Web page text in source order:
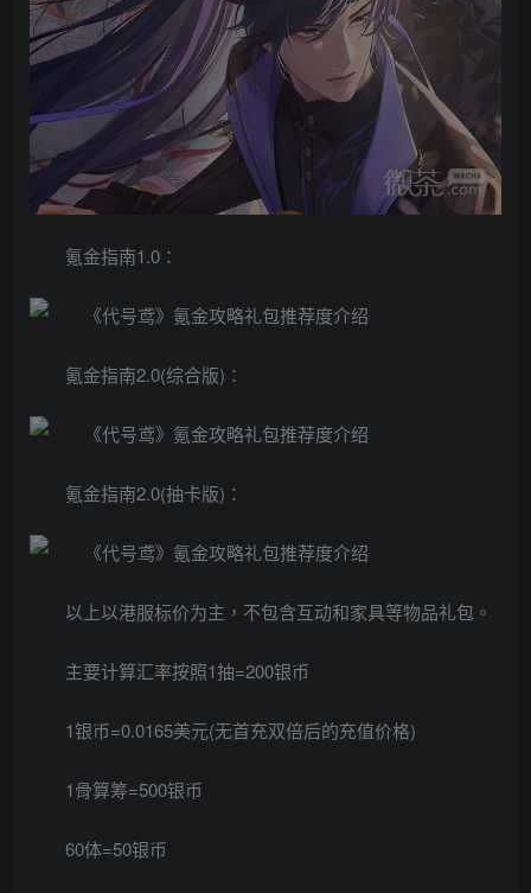
氪金指南1.0：
氪金指南2.0(综合版)：
氪金指南2.0(抽卡版)：
以上以港服标价为主，不包含互动和家具等物品礼包。
主要计算汇率按照1抽=200银币
1银币=0.0165美元(无首充双倍后的充值价格)
1骨算筹=500银币
60体=50银币